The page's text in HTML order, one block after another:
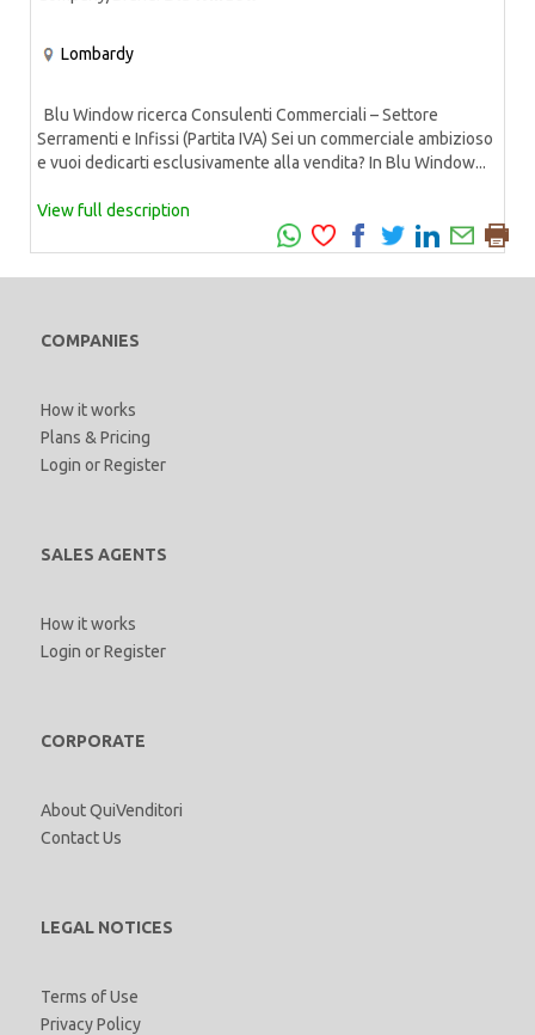
Lombardy
Blu Window ricerca Consulenti Commerciali – Settore
Serramenti e Infissi (Partita IVA) Sei un commerciale ambizioso
e vuoi dedicarti esclusivamente alla vendita? In Blu Window...
View full description
COMPANIES
How it works
Plans & Pricing
Login orRegister
SALES AGENTS
How it works
Login orRegister
CORPORATE
About QuiVenditori
Contact Us
LEGAL NOTICES
Terms of Use
Privacy Policy